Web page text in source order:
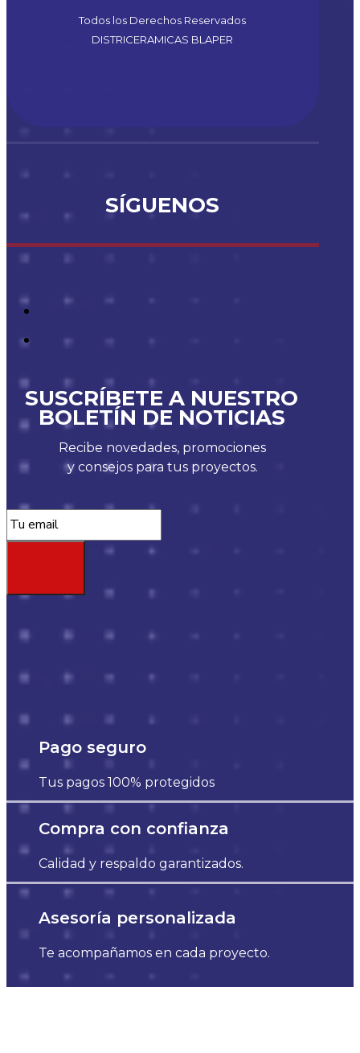
Todos los Derechos Reservados
DISTRICERAMICAS BLAPER
SÍGUENOS
SUSCRÍBETE A NUESTRO
BOLETÍN DE NOTICIAS
Recibe novedades, promociones
y consejos para tus proyectos.
Pago seguro
Tus pagos 100% protegidos
Compra con confianza
Calidad y respaldo garantizados.
Asesoría personalizada
Te acompañamos en cada proyecto.